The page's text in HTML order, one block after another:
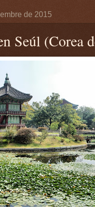
de 2015
Seúl (Corea